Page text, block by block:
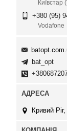
Київстар
+380 (95)
Vodafone
bat_opt
Кривий